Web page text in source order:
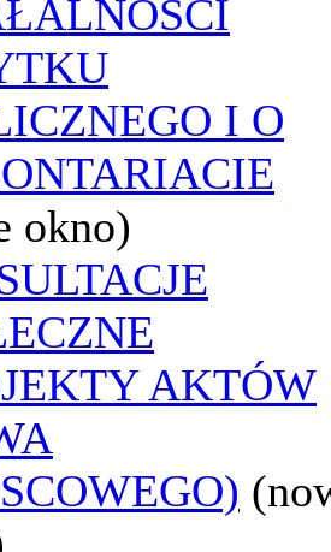
I O
okno)
AKTÓW